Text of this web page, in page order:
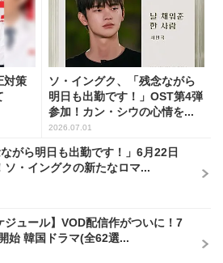
対策
ソ・イングク、「残念ながら
明日も出勤です！」OST第4弾
参加！カン・シウの心情を...
2026.07.01
がら明日も出勤です！」6月22日
ソ・イングクの新たなロマ...
ジュール】VOD配信作がついに！7
始 韓国ドラマ(全62選...